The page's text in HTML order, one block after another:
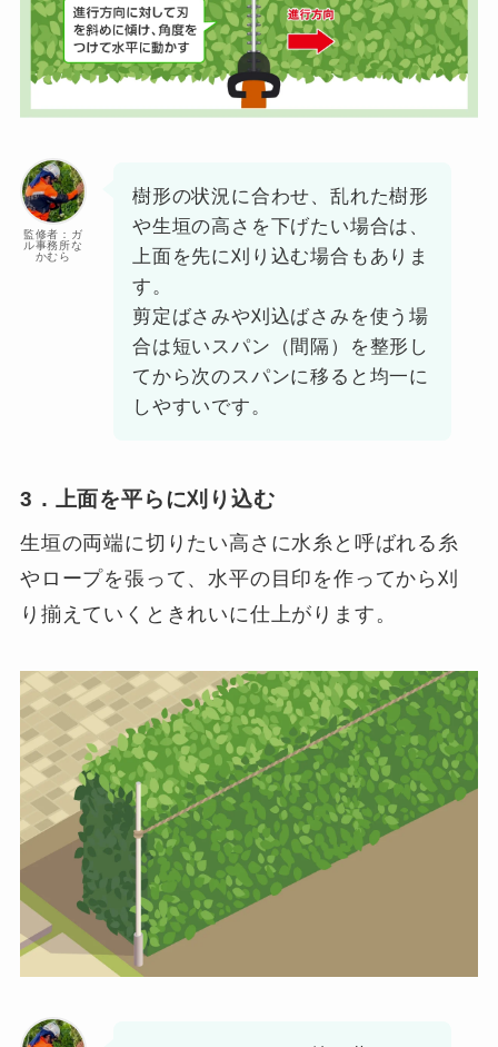
監修者：ガ
ル事務所な
かむら
樹形の状況に合わせ、乱れた樹形
や生垣の高さを下げたい場合は、
上面を先に刈り込む場合もありま
す。
剪定ばさみや刈込ばさみを使う場
合は短いスパン（間隔）を整形し
てから次のスパンに移ると均一に
しやすいです。
3．上面を平らに刈り込む
生垣の両端に切りたい高さに水糸と呼ばれる糸
やロープを張って、水平の目印を作ってから刈
り揃えていくときれいに仕上がります。